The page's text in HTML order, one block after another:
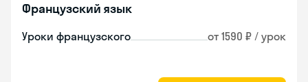
Французский язык
Уроки французского от 1590 ₽ / урок